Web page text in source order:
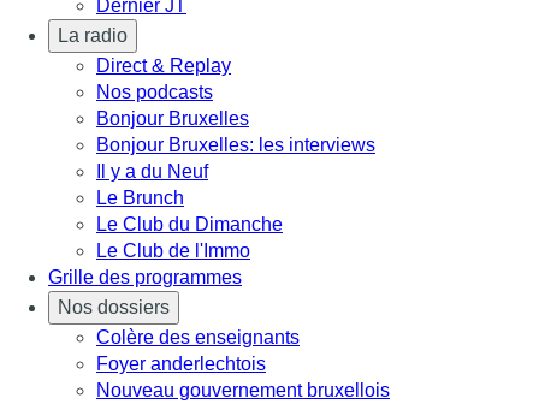
Dernier JT
La radio
Direct & Replay
Nos podcasts
Bonjour Bruxelles
Bonjour Bruxelles: les interviews
Il y a du Neuf
Le Brunch
Le Club du Dimanche
Le Club de l'Immo
Grille des programmes
Nos dossiers
Colère des enseignants
Foyer anderlechtois
Nouveau gouvernement bruxellois